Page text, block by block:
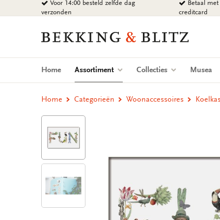
naar
Voor 14:00 besteld zelfde dag
verzonden
Betaal
creditcard
Bekking
Blitz
Uitgevers
Home Assortiment (current)Collecties Musea
Home Categorieën Woonaccessoires